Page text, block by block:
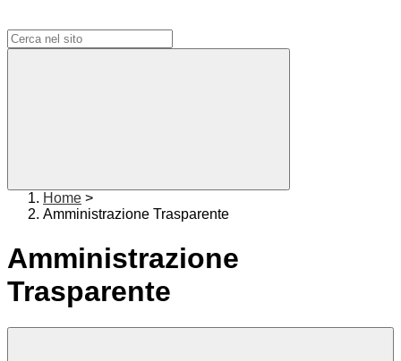
Home >
Amministrazione Trasparente
Amministrazione
Trasparente